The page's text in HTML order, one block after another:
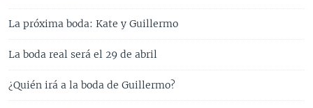
La próxima boda: Kate y Guillermo
La boda real será el 29 de abril
¿Quién irá a la boda de Guillermo?